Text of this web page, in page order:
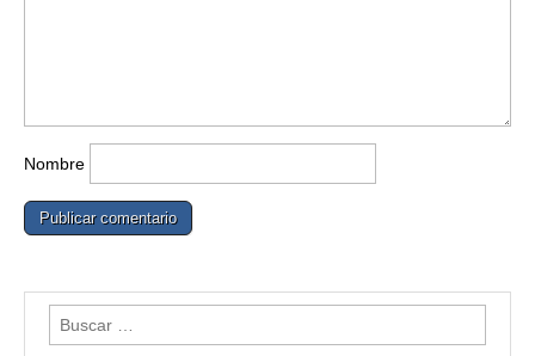
Nombre
Buscar: